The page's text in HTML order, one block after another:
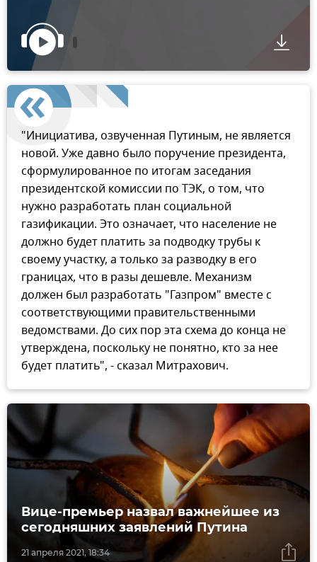
"Инициатива, озвученная Путиным, не является
новой. Уже давно было поручение президента,
сформулированное по итогам заседания
президентской комиссии по ТЭК, о том, что
нужно разработать план социальной
газификации. Это означает, что население не
должно будет платить за подводку трубы к
своему участку, а только за разводку в его
границах, что в разы дешевле. Механизм
должен был разработать "Газпром" вместе с
соответствующими правительственными
ведомствами. До сих пор эта схема до конца не
утверждена, поскольку не понятно, кто за нее
будет платить", - сказал Митрахович.
21 апреля 2021, 18:34
Вице-премьер назвал важнейшее из
сегодняшних заявлений Путина